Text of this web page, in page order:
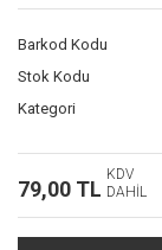
Barkod Kodu
Stok Kodu
Kategori
79,00 TL
KDV
DAHİL